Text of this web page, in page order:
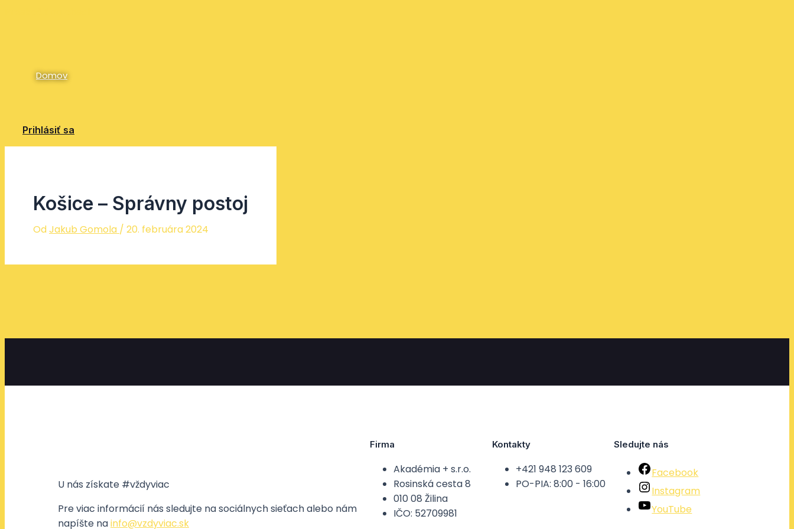
Domov
Prihlásiť sa
Košice – Správny postoj
OdJakub Gomola / 20. februára 2024
U nás získate #vždyviac
Pre viac informácií nás sledujte na sociálnych sieťach alebo nám
napíšte nainfo@vzdyviac.sk
Firma
Akadémia + s.r.o.
Rosinská cesta 8
010 08 Žilina
IČO: 52709981
Kontakty
+421 948 123 609
PO-PIA: 8:00 - 16:00
Sledujte nás
Facebook
Instagram
YouTube